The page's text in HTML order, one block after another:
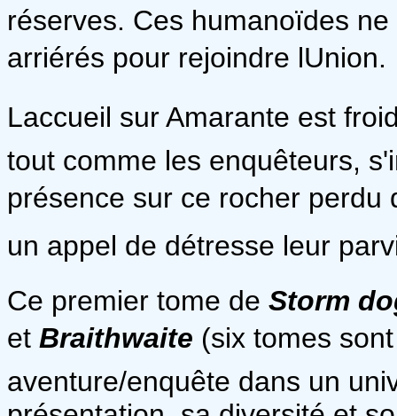
réserves. Ces humanoïdes
arriérés pour rejoindre lUnion.
Laccueil sur Amarante est
tout comme les enquêteurs,
présence sur ce rocher perdu
un appel de détresse leur
Ce premier tome de Storm
et Braithwaite (six tomes sont
aventure/enquête dans un